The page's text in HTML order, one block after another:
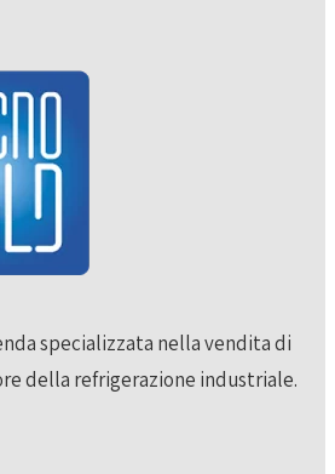
specializzata nella vendita di
della refrigerazione industriale.